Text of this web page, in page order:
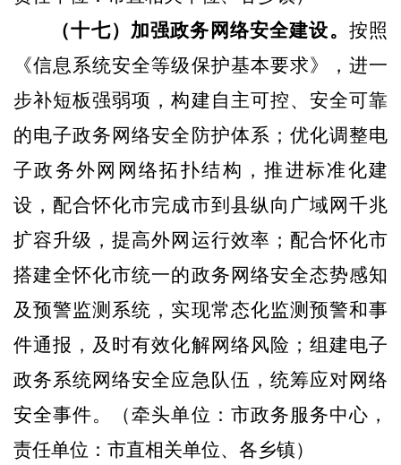
（十七）加强政务网络安全建设。 按照
《信息系统安全等级保护基本要求》，进一
步补短板强弱项，构建自主可控、安全可靠
的电子政务网络安全防护体系；优化调整电
子政务外网网络拓扑结构，推进标准化建
设，配合怀化市完成市到县纵向广域网千兆
扩容升级，提高外网运行效率；配合怀化市
搭建全怀化市统一的政务网络安全态势感知
及预警监测系统，实现常态化监测预警和事
件通报，及时有效化解网络风险；组建电子
政务系统网络安全应急队伍，统筹应对网络
安全事件。
（牵头单位：市政务服务中心，
责任单位：市直相关单位、各乡镇）